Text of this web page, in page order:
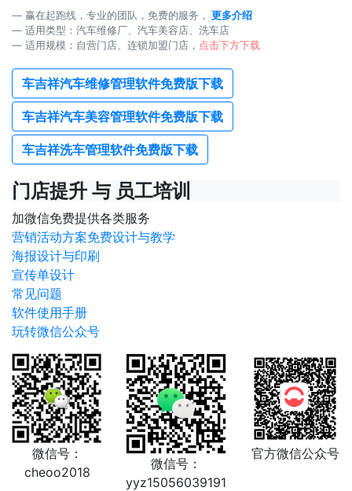
赢在起跑线，专业的团队，免费的服务， 更多介绍
适用类型：汽车维修厂、汽车美容店、洗车店
适用规模：自营门店、连锁加盟门店， 点击下方下载
车吉祥汽车维修管理软件免费版下载
车吉祥汽车美容管理软件免费版下载
车吉祥洗车管理软件免费版下载
门店提升 与 员工培训
加微信免费提供各类服务
营销活动方案免费设计与教学
海报设计与印刷
宣传单设计
常见问题
软件使用手册
玩转微信公众号
微信号：
cheoo2018
微信号：
yyz15056039191
官方微信公众号